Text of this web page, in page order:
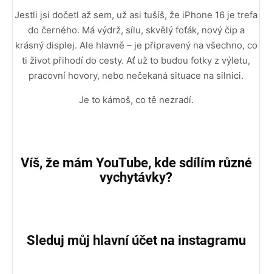
Jestli jsi dočetl až sem, už asi tušíš, že iPhone 16 je trefa
do černého. Má výdrž, sílu, skvělý foťák, nový čip a
krásný displej. Ale hlavně – je připravený na všechno, co
ti život přihodí do cesty. Ať už to budou fotky z výletu,
pracovní hovory, nebo nečekaná situace na silnici.
Je to kámoš, co tě nezradí.
Víš, že mám YouTube, kde sdílím různé
vychytávky?
Sleduj můj hlavní účet na instagramu